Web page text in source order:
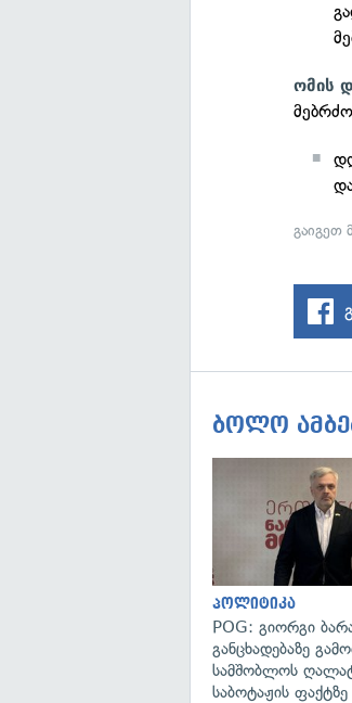
ომის
გაიგეთ
ბოლო
პოლიტიკა
POG: გიორგი
განცხადებაზე
სამშობლოს
საბოტაჟის